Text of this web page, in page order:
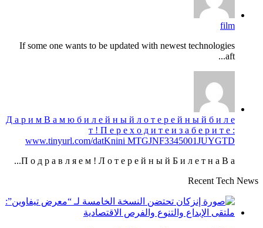
film
If some one wants to be updated with newest technologies
aft...
Д а р и м В а м ю б и л е й н ы й л о т е р е й н ы й б и л е
т ! П е р е х о д и т е и з а б е р и т е :
www.tinyurl.com/datKnini MTGJNF3345001JUYGTD
П о д р а в л я е м ! Л о т е р е й н ы й Б и л е т н а В а...
Recent Tech News